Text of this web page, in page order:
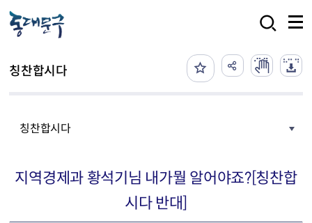
칭찬합시다
칭찬합시다
지역경제과 황석기님 내가뭘 알어야죠?[칭찬합
시다 반대]